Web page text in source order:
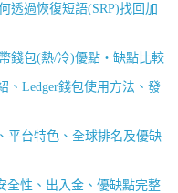
透過恢復短語(SRP)找回加
錢包(熱/冷)優點・缺點比較
、Ledger錢包使用方法、發
平台特色、全球排名及優缺
全性、出入金、優缺點完整